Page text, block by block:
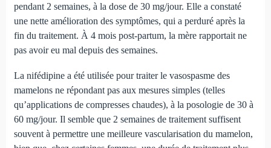
pendant 2 semaines, à la dose de 30 mg/jour. Elle a constaté
une nette amélioration des symptômes, qui a perduré après la
fin du traitement. À 4 mois post-partum, la mère rapportait ne
pas avoir eu mal depuis des semaines.
La nifédipine a été utilisée pour traiter le vasospasme des
mamelons ne répondant pas aux mesures simples (telles
qu’applications de compresses chaudes), à la posologie de 30 à
60 mg/jour. Il semble que 2 semaines de traitement suffisent
souvent à permettre une meilleure vascularisation du mamelon,